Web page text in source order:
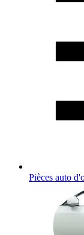
Pièces auto